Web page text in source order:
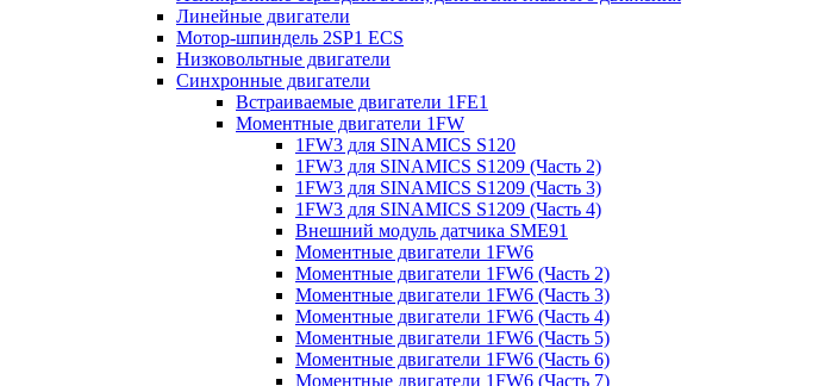
Линейные двигатели
Мотор-шпиндель 2SP1 ECS
Низковольтные двигатели
Синхронные двигатели
Встраиваемые двигатели 1FE1
Моментные двигатели 1FW
1FW3 для SINAMICS S120
1FW3 для SINAMICS S1209 (Часть 2)
1FW3 для SINAMICS S1209 (Часть 3)
1FW3 для SINAMICS S1209 (Часть 4)
Внешний модуль датчика SME91
Моментные двигатели 1FW6
Моментные двигатели 1FW6 (Часть 2)
Моментные двигатели 1FW6 (Часть 3)
Моментные двигатели 1FW6 (Часть 4)
Моментные двигатели 1FW6 (Часть 5)
Моментные двигатели 1FW6 (Часть 6)
Моментные двигатели 1FW6 (Часть 7)